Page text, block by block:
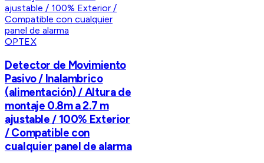
OPTEX
Detector de Movimiento
Pasivo / Inalambrico
(alimentación) / Altura de
montaje 0.8m a 2.7 m
ajustable / 100% Exterior
/ Compatible con
cualquier panel de alarma